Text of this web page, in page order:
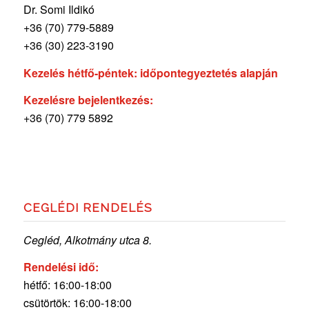
Dr. Somi Ildikó
+36 (70) 779-5889
+36 (30) 223-3190
Kezelés hétfő-péntek: időpontegyeztetés alapján
Kezelésre bejelentkezés:
+36 (70) 779 5892
CEGLÉDI RENDELÉS
Cegléd, Alkotmány utca 8.
Rendelési idő:
hétfő: 16:00-18:00
csütörtök: 16:00-18:00